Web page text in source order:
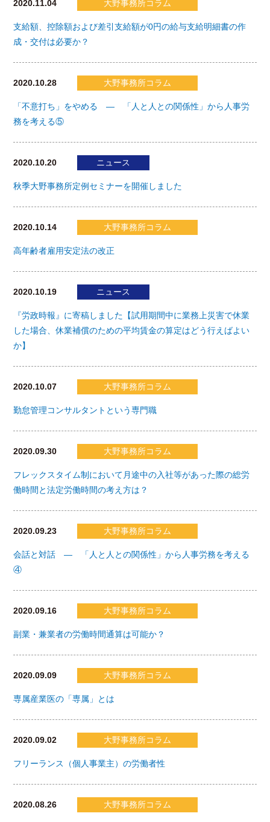
2020.11.04 大野事務所コラム
支給額、控除額および差引支給額が0円の給与支給明細書の作
成・交付は必要か？
2020.10.28 大野事務所コラム
「不意打ち」をやめる ― 「人と人との関係性」から人事労
務を考える⑤
2020.10.20 ニュース
秋季大野事務所定例セミナーを開催しました
2020.10.14 大野事務所コラム
高年齢者雇用安定法の改正
2020.10.19 ニュース
『労政時報』に寄稿しました【試用期間中に業務上災害で休業
した場合、休業補償のための平均賃金の算定はどう行えばよい
か】
2020.10.07 大野事務所コラム
勤怠管理コンサルタントという専門職
2020.09.30 大野事務所コラム
フレックスタイム制において月途中の入社等があった際の総労
働時間と法定労働時間の考え方は？
2020.09.23 大野事務所コラム
会話と対話 ― 「人と人との関係性」から人事労務を考える
④
2020.09.16 大野事務所コラム
副業・兼業者の労働時間通算は可能か？
2020.09.09 大野事務所コラム
専属産業医の「専属」とは
2020.09.02 大野事務所コラム
フリーランス（個人事業主）の労働者性
2020.08.26 大野事務所コラム